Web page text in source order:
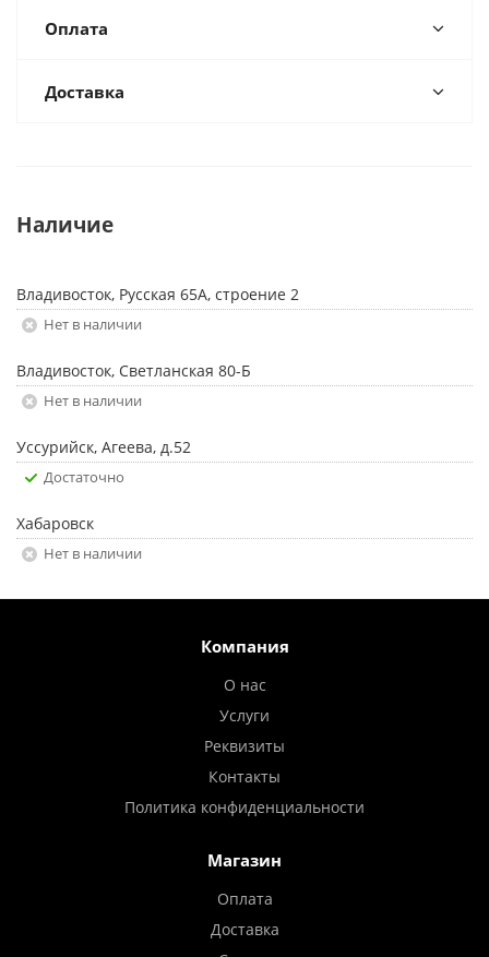
Оплата
Доставка
Наличие
Владивосток, Русская 65А, строение 2
Нет в наличии
Владивосток, Светланская 80-Б
Нет в наличии
Уссурийск, Агеева, д.52
Достаточно
Хабаровск
Нет в наличии
Компания
О нас
Услуги
Реквизиты
Контакты
Политика конфиденциальности
Магазин
Оплата
Доставка